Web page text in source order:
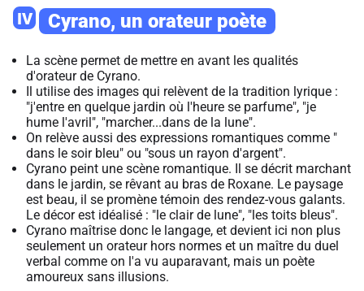
IV Cyrano, un orateur poète
La scène permet de mettre en avant les qualités
d'orateur de Cyrano.
Il utilise des images qui relèvent de la tradition lyrique :
"j'entre en quelque jardin où l'heure se parfume", "je
hume l'avril", "marcher...dans de la lune".
On relève aussi des expressions romantiques comme "
dans le soir bleu" ou "sous un rayon d'argent".
Cyrano peint une scène romantique. Il se décrit marchant
dans le jardin, se rêvant au bras de Roxane. Le paysage
est beau, il se promène témoin des rendez-vous galants.
Le décor est idéalisé : "le clair de lune", "les toits bleus".
Cyrano maîtrise donc le langage, et devient ici non plus
seulement un orateur hors normes et un maître du duel
verbal comme on l'a vu auparavant, mais un poète
amoureux sans illusions.